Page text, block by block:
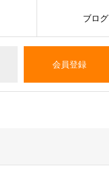
会員登録
ブログ